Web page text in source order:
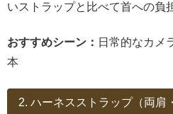
いストラップと比べて首への負
おすすめシーン： 日常的なカメ
本
2. ハーネスストラップ（両肩